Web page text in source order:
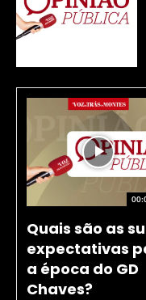
Quais são as
expectativas
a época do GD
Chaves?